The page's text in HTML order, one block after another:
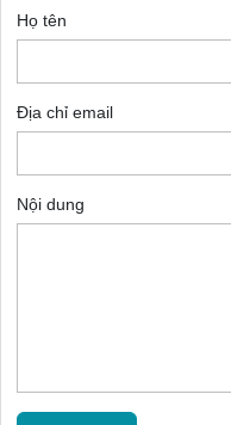
Họ tên
Địa chỉ email
Nội dung